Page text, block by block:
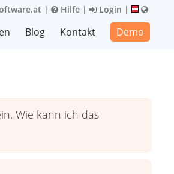
| Hilfe | Login |
Blog Kontakt Demo
Wie kann ich das